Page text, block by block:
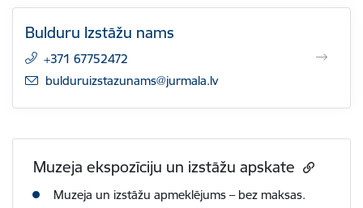
Bulduru Izstāžu nams
+371 67752472
E-pasts:
bulduruizstazunams@jurmala.lv
Muzeja ekspozīciju un izstāžu apskate
Muzeja un izstāžu apmeklējums – bez maksas.